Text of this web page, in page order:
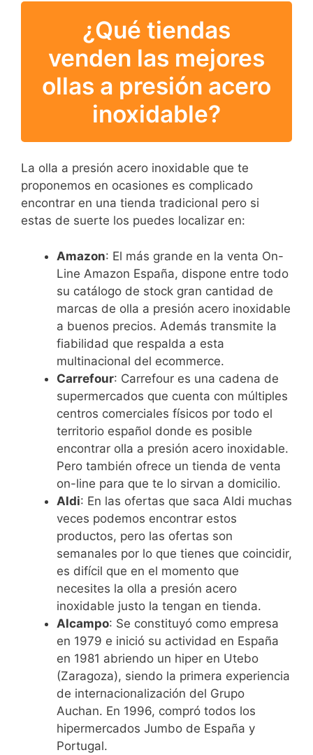
¿Qué tiendas
venden las mejores
ollas a presión acero
inoxidable?
La olla a presión acero inoxidable que te
proponemos en ocasiones es complicado
encontrar en una tienda tradicional pero si
estas de suerte los puedes localizar en:
Amazon: El más grande en la venta On-
Line Amazon España, dispone entre todo
su catálogo de stock gran cantidad de
marcas de olla a presión acero inoxidable
a buenos precios. Además transmite la
fiabilidad que respalda a esta
multinacional del ecommerce.
Carrefour: Carrefour es una cadena de
supermercados que cuenta con múltiples
centros comerciales físicos por todo el
territorio español donde es posible
encontrar olla a presión acero inoxidable.
Pero también ofrece un tienda de venta
on-line para que te lo sirvan a domicilio.
Aldi: En las ofertas que saca Aldi muchas
veces podemos encontrar estos
productos, pero las ofertas son
semanales por lo que tienes que coincidir,
es difícil que en el momento que
necesites la olla a presión acero
inoxidable justo la tengan en tienda.
Alcampo: Se constituyó como empresa
en 1979 e inició su actividad en España
en 1981 abriendo un hiper en Utebo
(Zaragoza), siendo la primera experiencia
de internacionalización del Grupo
Auchan. En 1996, compró todos los
hipermercados Jumbo de España y
Portugal.